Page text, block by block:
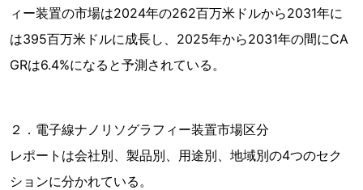
ィー装置の市場は2024年の262百万米ドルから2031年に
は395百万米ドルに成長し、2025年から2031年の間にCA
GRは6.4%になると予測されている。
２．電子線ナノリソグラフィー装置市場区分
レポートは会社別、製品別、用途別、地域別の4つのセク
ションに分かれている。